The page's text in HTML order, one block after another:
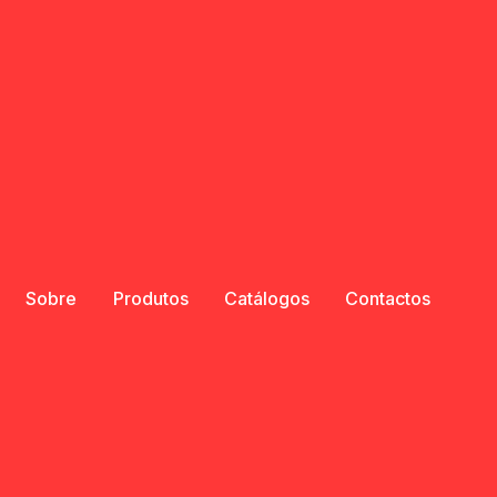
Sobre Produtos Catálogos Contactos